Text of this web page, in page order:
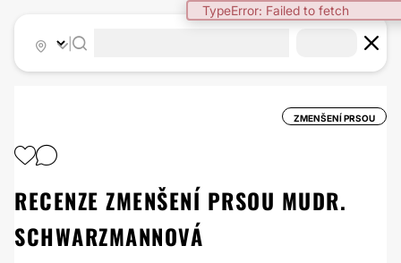
TypeError: Failed to fetch
ZMENŠENÍ PRSOU
RECENZE ZMENŠENÍ PRSOU MUDR.
SCHWARZMANNOVÁ